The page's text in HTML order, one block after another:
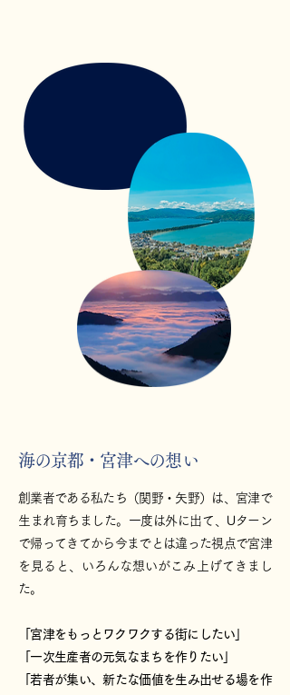
海の京都・宮津への想い
創業者である私たち（関野・矢野）は、宮津で
生まれ育ちました。一度は外に出て、Uターン
で帰ってきてから今までとは違った視点で宮津
を見ると、いろんな想いがこみ上げてきまし
た。
「宮津をもっとワクワクする街にしたい」
「一次生産者の元気なまちを作りたい」
「若者が集い、新たな価値を生み出せる場を作